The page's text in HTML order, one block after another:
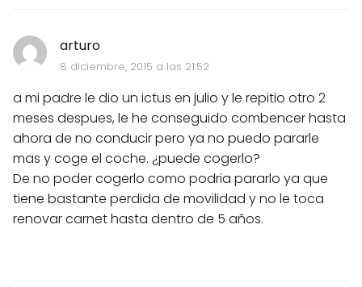
arturo
8 diciembre, 2015 a las 21:52
a mi padre le dio un ictus en julio y le repitio otro 2
meses despues, le he conseguido combencer hasta
ahora de no conducir pero ya no puedo pararle
mas y coge el coche. ¿puede cogerlo?
De no poder cogerlo como podria pararlo ya que
tiene bastante perdida de movilidad y no le toca
renovar carnet hasta dentro de 5 años.